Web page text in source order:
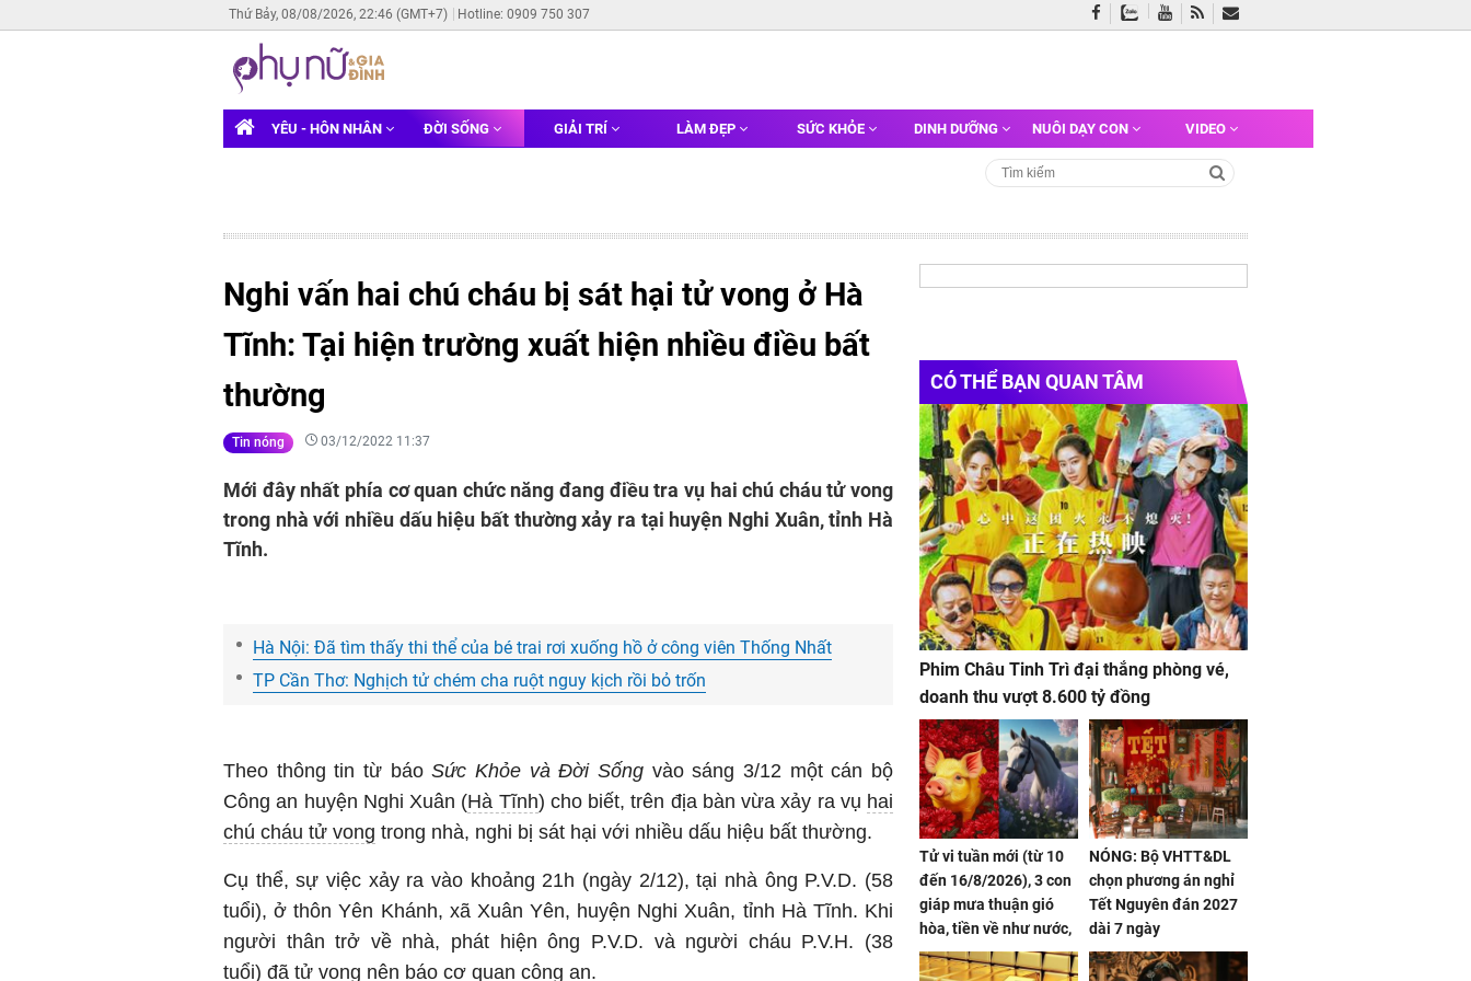
Thứ Bảy, 08/08/2026, 22:46 (GMT+7) Hotline: 0909 750 307
YÊU - HÔN NHÂN ĐỜI SỐNG GIẢI TRÍ LÀM ĐẸP SỨC KHỎE DINH DƯỠNG NUÔI DẠY CON VIDEO
Nghi vấn hai chú cháu bị sát hại tử vong ở Hà
Tĩnh: Tại hiện trường xuất hiện nhiều điều bất
thường
Tin nóng 03/12/2022 11:37
Mới đây nhất phía cơ quan chức năng đang điều tra vụ hai chú cháu tử vong
trong nhà với nhiều dấu hiệu bất thường xảy ra tại huyện Nghi Xuân, tỉnh Hà
Tĩnh.
Hà Nội: Đã tìm thấy thi thể của bé trai rơi xuống hồ ở công viên Thống Nhất
TP Cần Thơ: Nghịch tử chém cha ruột nguy kịch rồi bỏ trốn
Theo thông tin từ báoSức Khỏe và Đời Sống vào sáng 3/12 một cán bộ
Công an huyện Nghi Xuân (Hà Tĩnh) cho biết, trên địa bàn vừa xảy ra vụ hai
chú cháu tử vong trong nhà, nghi bị sát hại với nhiều dấu hiệu bất thường.
Cụ thể, sự việc xảy ra vào khoảng 21h (ngày 2/12), tại nhà ông P.V.D. (58
tuổi), ở thôn Yên Khánh, xã Xuân Yên, huyện Nghi Xuân, tỉnh Hà Tĩnh. Khi
người thân trở về nhà, phát hiện ông P.V.D. và người cháu P.V.H. (38
tuổi) đã tử vong nên báo cơ quan công an.
CÓ THỂ BẠN QUAN TÂM
Phim Châu Tinh Trì đại thắng phòng vé,
doanh thu vượt 8.600 tỷ đồng
Tử vi tuần mới (từ 10
đến 16/8/2026), 3 con
giáp mưa thuận gió
hòa, tiền về như nước,
bạc vàng dư dả, Phú
Quý Vinh Hoa, vận
NÓNG: Bộ VHTT&DL
chọn phương án nghỉ
Tết Nguyên đán 2027
dài 7 ngày